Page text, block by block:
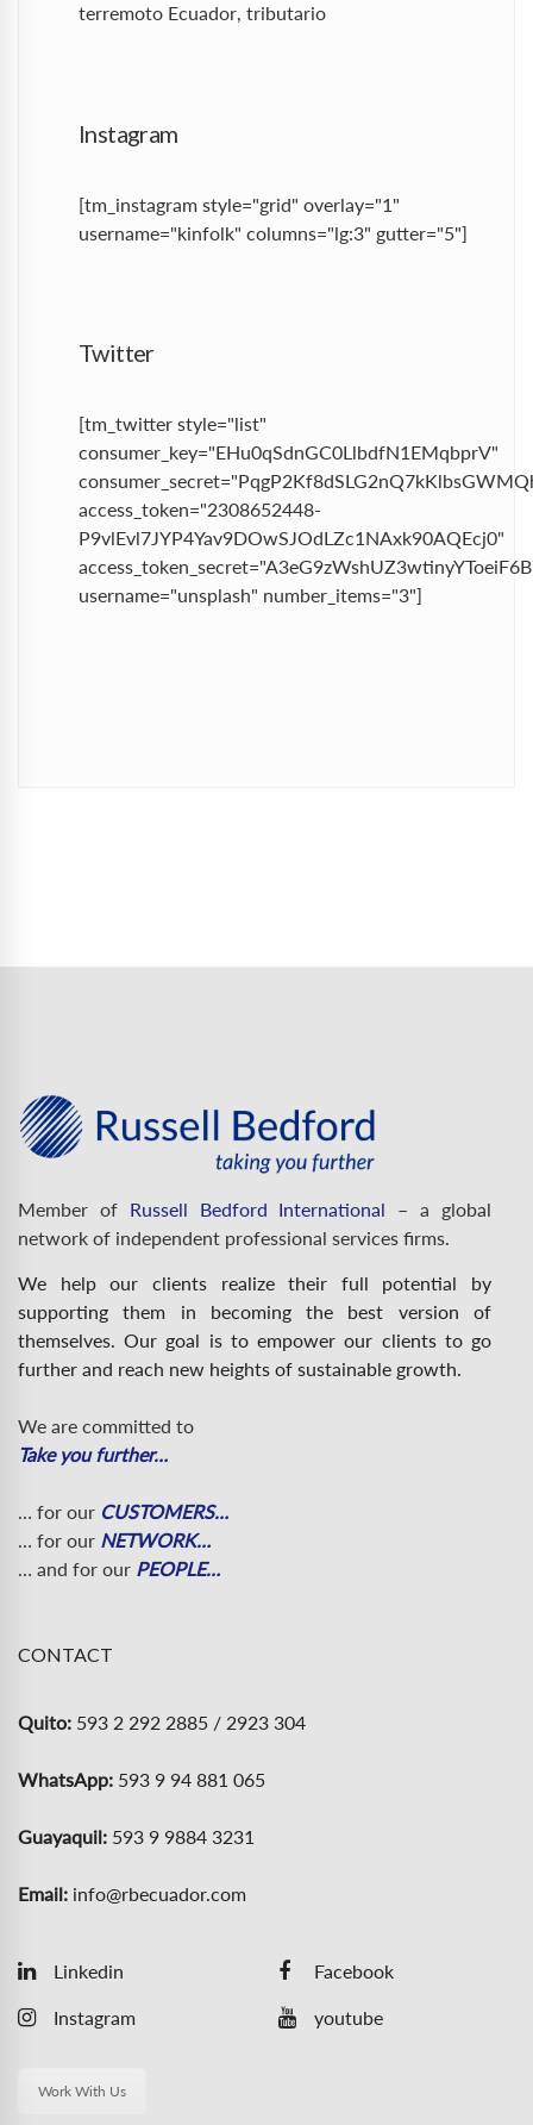
terremoto Ecuador, tributario
Instagram
[tm_instagram style="grid" overlay="1"
username="kinfolk" columns="lg:3" gutter="5"]
Twitter
[tm_twitter style="list"
consumer_key="EHu0qSdnGC0LlbdfN1EMqbprV"
access_token="2308652448-
P9vlEvl7JYP4Yav9DOwSJOdLZc1NAxk90AQEcj0"
username="unsplash" number_items="3"]
Member of Russell Bedford International – a global
network of independent professional services firms.
We help our clients realize their full potential by
supporting them in becoming the best version of
themselves. Our goal is to empower our clients to go
further and reach new heights of sustainable growth.
We are committed to
Take you further…
… for our CUSTOMERS…
… for our NETWORK…
… and for our PEOPLE…
CONTACT
Quito: 593 2 292 2885 / 2923 304
WhatsApp: 593 9 94 881 065
Guayaquil: 593 9 9884 3231
Email: info@rbecuador.com
Linkedin Facebook
Instagram youtube
Work With Us